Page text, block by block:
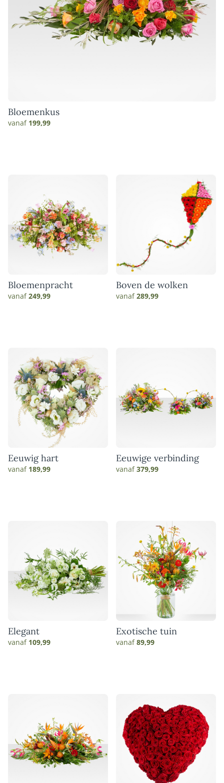
Bloemenkus
vanaf 199,99
Bloemenpracht
vanaf249,99
Boven de wolken
vanaf289,99
Eeuwig hart
vanaf 189,99
Eeuwige verbinding
vanaf379,99
Elegant
vanaf 109,99
Exotische tuin
vanaf89,99